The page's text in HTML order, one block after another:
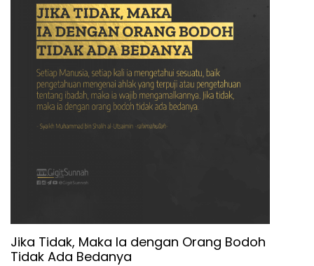
Jika Tidak, Maka Ia dengan Orang Bodoh
Tidak Ada Bedanya